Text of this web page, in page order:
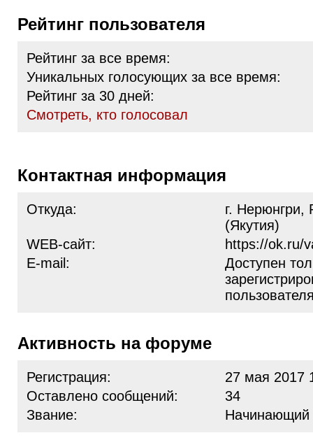
Рейтинг пользователя
Рейтинг за все время:
Уникальных голосующих за все время:
Рейтинг за 30 дней:
Cмотреть, кто голосовал
Контактная информация
Откуда:
г. Нерюнгри,
(Якутия)
WEB-сайт:
https://ok.ru/
E-mail:
Доступен
Активность на форуме
Регистрация:
27 мая 2017
Оставлено сообщений:
34
Звание:
Начинающий